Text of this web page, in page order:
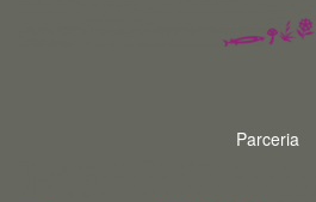
Parceria